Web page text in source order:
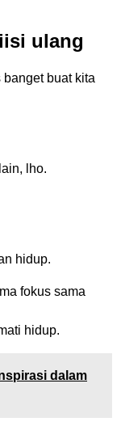
ulang
buat kita
lho.
hidup.
fokus sama
hidup.
dalam